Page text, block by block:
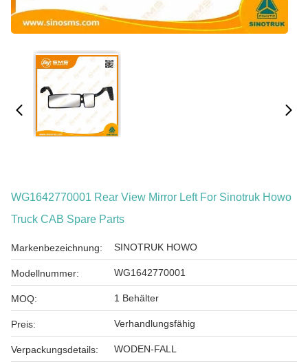
WG1642770001 Rear View Mirror Left For Sinotruk Howo
Truck CAB Spare Parts
Markenbezeichnung: SINOTRUK HOWO
Modellnummer: WG1642770001
MOQ: 1 Behälter
Preis: Verhandlungsfähig
Verpackungsdetails: WODEN-FALL